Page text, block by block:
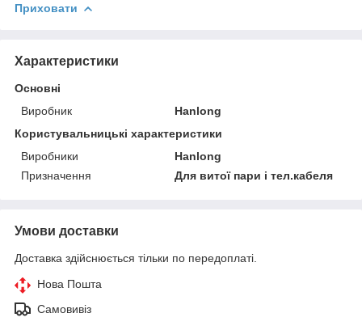
Приховати
Характеристики
Основні
Виробник
Hanlong
Користувальницькі характеристики
Виробники
Hanlong
Призначення
Для витої пари і тел.кабеля
Умови доставки
Доставка здійснюється тільки по передоплаті.
Нова Пошта
Самовивіз